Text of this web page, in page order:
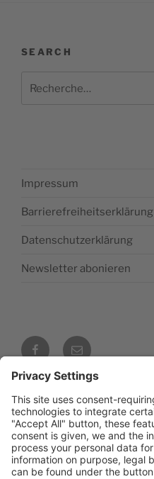
SEARCH
Impressum
Barrierefreiheitserklärung
Datenschutzerklärung
Newsletter abonieren
FacebookE‑Mail